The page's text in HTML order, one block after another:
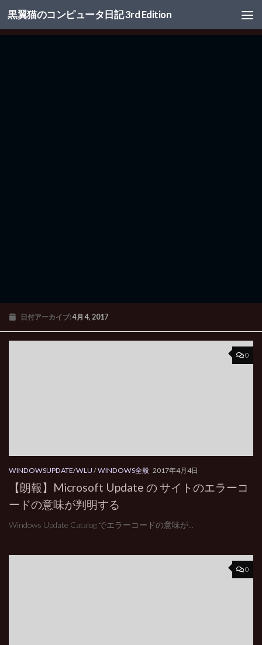
コンテンツへスキップ
黒翼猫のコンピュータ日記 3rd Edition
日付アーカイブ:4月 4, 2017
0
WINDOWSUPDATE/WLU /WINDOWS全般 2017年4月4日
【朗報】Microsoft Update の サイトのエラーコ
ードの意味が判明する
Windows Update Catalog でエラーコードの意味が...
0